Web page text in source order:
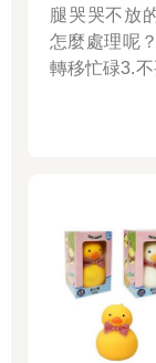
的設施，在街上的
利每天傍晚在小惠
假都在街上溜達，
今晚──在苦等一
「西班牙行李搬運
完，威農姨丈便咆
的胃鬆開了，萬
滅要比度假旅客滯
他徐徐呼出一口氣
樣：緊張、期待
相同的疑問：為什
他繼續聽下去，怕
腿哭哭不放
怎麼處理呢
轉移忙碌3.
也許是熟悉
孩子一起迎
堂開學季！
包、書套參
元電子禮券